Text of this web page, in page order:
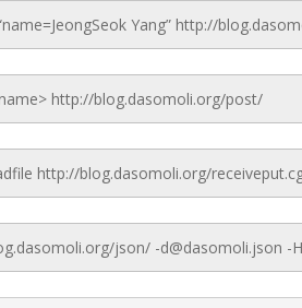
Yang” http://
http://blog.dasomoli.org/post/
http://blog.dasomoli.org/
json/ -d@dasomoli.json -